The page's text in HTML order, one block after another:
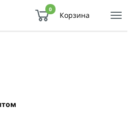
0
Корзина